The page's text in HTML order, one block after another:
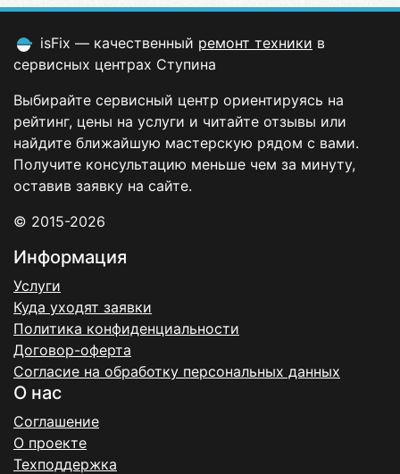
isFix — качественный ремонт техники в
сервисных центрах Ступина
Выбирайте сервисный центр ориентируясь на
рейтинг, цены на услуги и читайте отзывы или
найдите ближайшую мастерскую рядом с вами.
Получите консультацию меньше чем за минуту,
оставив заявку на сайте.
© 2015-2026
Информация
Услуги
Куда уходят заявки
Политика конфиденциальности
Договор-оферта
Согласие на обработку персональных данных
О нас
Соглашение
О проекте
Техподдержка